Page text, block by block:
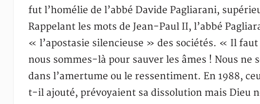
fut l’homélie de l’abbé Davide Pagliarani,
Rappelant les mots de Jean-Paul II, l’abbé
« l’apostasie silencieuse » des sociétés. « Il
nous sommes-là pour sauver les âmes ! Nous ne
dans l’amertume ou le ressentiment. En 1988,
t-il ajouté, prévoyaient sa dissolution mais Dieu